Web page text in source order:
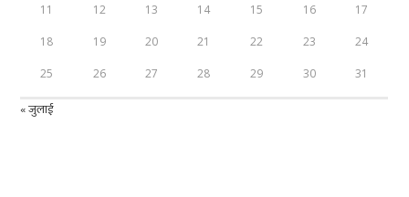
11 12 13 14 15 16 17
18 19 20 21 22 23 24
25 26 27 28 29 30 31
« जुलाई